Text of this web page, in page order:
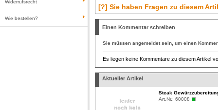
Widerrufsrecht
Wie bestellen?
[?] Sie haben Fragen zu diesem
Einen Kommentar schreiben
Sie müssen angemeldetsein, um einen
Es liegen keine Kommentare zu diesem Artikel
Aktueller Artikel
Steak
Art.Nr.: 60008